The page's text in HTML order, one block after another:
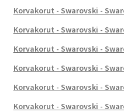
Korvakorut - Swarovski -
Korvakorut - Swarovski -
Korvakorut - Swarovski -
Korvakorut - Swarovski -
Korvakorut - Swarovski -
Korvakorut - Swarovski -